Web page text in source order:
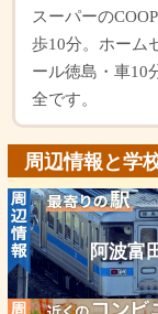
スーパーの
歩10分。ホーム
ール徳島・車10
全です。
周辺情報と学
阿波富